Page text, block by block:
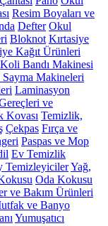
Resim Boyaları ve
Defter Okul
Bloknot Kırtasiye
Kağıt Ürünleri
Koli Bandı Makinesi
Sayma Makineleri
Laminasyon
ve
Kovası Temizlik,
Çekpas Fırça ve
Paspas ve Mop
Ev Temizlik
TemizleyicilerYağ,
Oda Kokusu
ve Bakım Ürünleri
ve Banyo
Yumuşatıcı